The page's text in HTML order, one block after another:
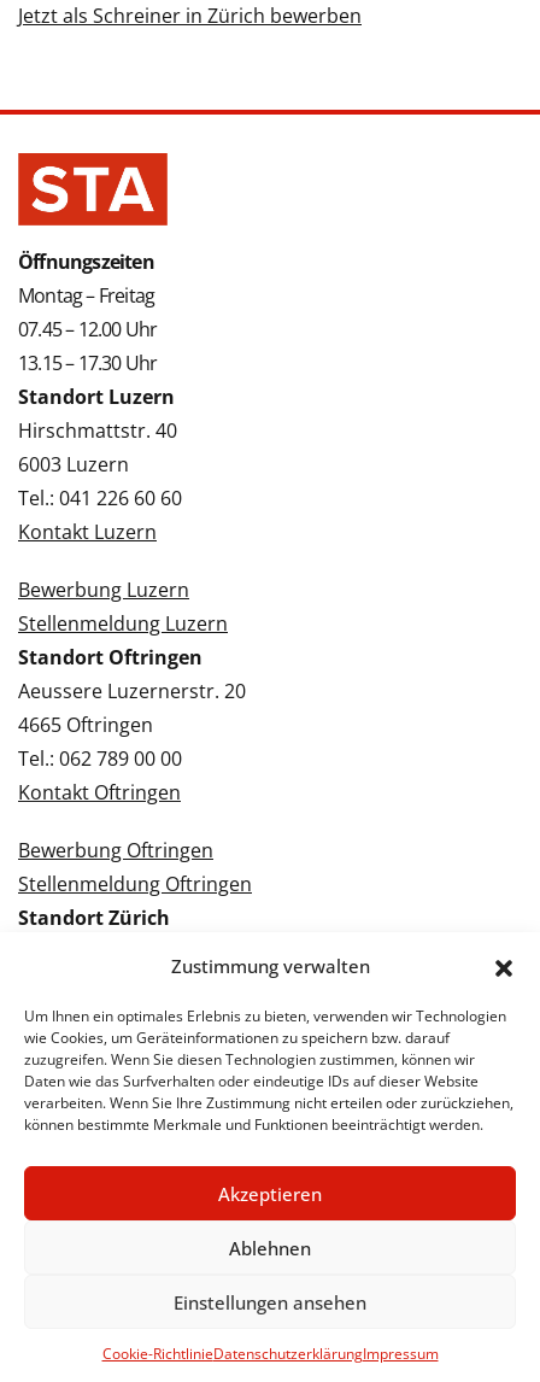
Zustimmung verwalten
Um Ihnen ein optimales Erlebnis zu bieten, verwenden wir Technologien
wie Cookies, um Geräteinformationen zu speichern bzw. darauf
zuzugreifen. Wenn Sie diesen Technologien zustimmen, können wir
Daten wie das Surfverhalten oder eindeutige IDs auf dieser Website
verarbeiten. Wenn Sie Ihre Zustimmung nicht erteilen oder zurückziehen,
können bestimmte Merkmale und Funktionen beeinträchtigt werden.
Akzeptieren
Ablehnen
Einstellungen ansehen
Cookie-RichtlinieDatenschutzerklärungImpressum
Jetzt als Schreiner in Zürich bewerben
Öffnungszeiten
Montag – Freitag
07.45 – 12.00 Uhr
13.15 – 17.30 Uhr
Standort Luzern
Hirschmattstr. 40
6003 Luzern
Tel.: 041 226 60 60
Kontakt Luzern
Bewerbung Luzern
Stellenmeldung Luzern
Standort Oftringen
Aeussere Luzernerstr. 20
4665 Oftringen
Tel.: 062 789 00 00
Kontakt Oftringen
Bewerbung Oftringen
Stellenmeldung Oftringen
Standort Zürich
Tel.: 043 288 38 88
Kontakt Zürich
Bewerbung Zürich
ImpressumDatenschutzerklärung